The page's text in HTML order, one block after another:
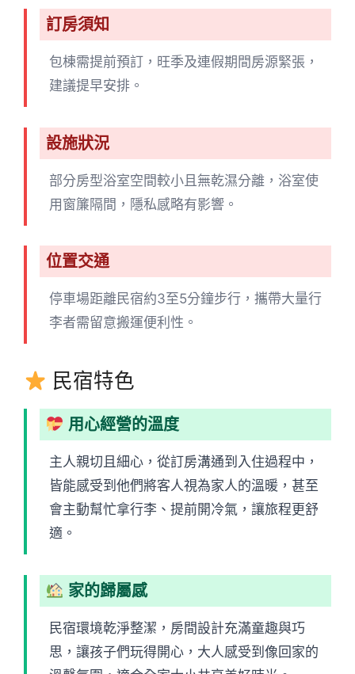
訂房須知
包棟需提前預訂，旺季及連假期間房源緊張，
建議提早安排。
設施狀況
部分房型浴室空間較小且無乾濕分離，浴室使
用窗簾隔間，隱私感略有影響。
位置交通
停車場距離民宿約3至5分鐘步行，攜帶大量行
李者需留意搬運便利性。
民宿特色
用心經營的溫度
主人親切且細心，從訂房溝通到入住過程中，
皆能感受到他們將客人視為家人的溫暖，甚至
會主動幫忙拿行李、提前開冷氣，讓旅程更舒
適。
家的歸屬感
民宿環境乾淨整潔，房間設計充滿童趣與巧
思，讓孩子們玩得開心，大人感受到像回家的